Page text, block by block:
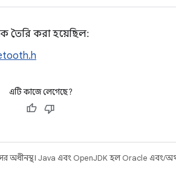
তৈরি করা হয়েছিল:
এটি কাজে লেগেছে?
অধীনস্থ। Java এবং OpenJDK হল Oracle এবং/